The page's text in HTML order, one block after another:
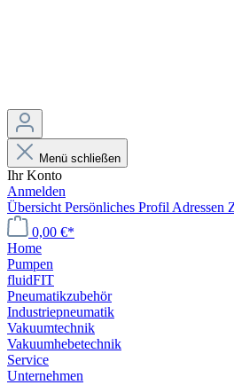
Menü schließen
Ihr Konto
Anmelden
Übersicht Persönliches Profil Adressen
0,00 €*
Home
Pumpen
fluidFIT
Pneumatikzubehör
Industriepneumatik
Vakuumtechnik
Vakuumhebetechnik
Service
Unternehmen